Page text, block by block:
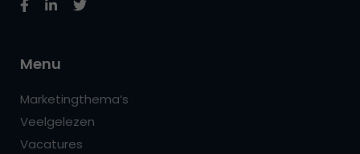
Menu
Marketingthema’s
Veelgelezen
Vacatures